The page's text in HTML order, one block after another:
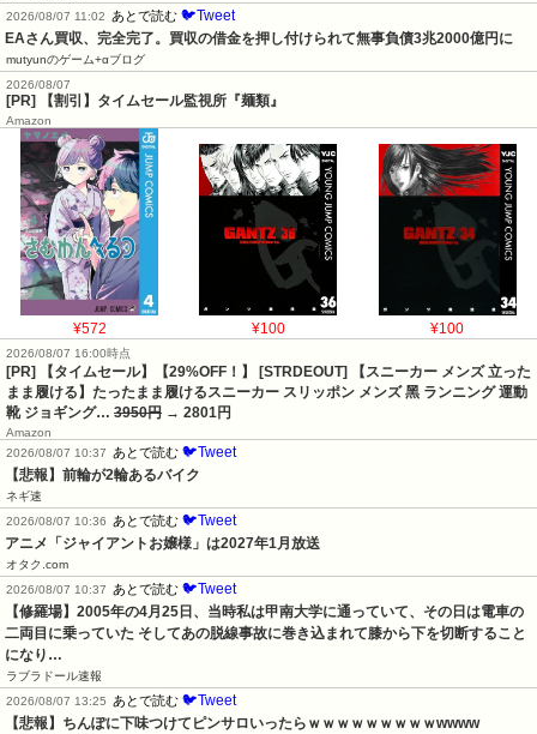
2026/08/07 11:02
あとで読む 🐦Tweet
EAさん買収、完全完了。買収の借金を押し付けられて無事負債3兆2000億円に
mutyunのゲーム+αブログ
2026/08/07
[PR] 【割引】タイムセール監視所『麺類』
Amazon
¥572 ¥100 ¥100
2026/08/07 16:00時点
[PR] 【タイムセール】【29%OFF！】 [STRDEOUT] 【スニーカー メンズ 立った
まま履ける】たったまま履けるスニーカー スリッポン メンズ 黑 ランニング 運動
靴 ジョギング… 3950円 → 2801円
Amazon
2026/08/07 10:37 あとで読む 🐦Tweet
【悲報】前輪が2輪あるバイク
ネギ速
2026/08/07 10:36 あとで読む 🐦Tweet
アニメ「ジャイアントお嬢様」は2027年1月放送
オタク.com
2026/08/07 10:37 あとで読む 🐦Tweet
【修羅場】2005年の4月25日、当時私は甲南大学に通っていて、その日は電車の
二両目に乗っていた そしてあの脱線事故に巻き込まれて膝から下を切断すること
になり…
ラブラドール速報
2026/08/07 13:25 あとで読む 🐦Tweet
【悲報】ちんぽに下味つけてピンサロいったらｗｗｗｗｗｗｗｗｗwwww